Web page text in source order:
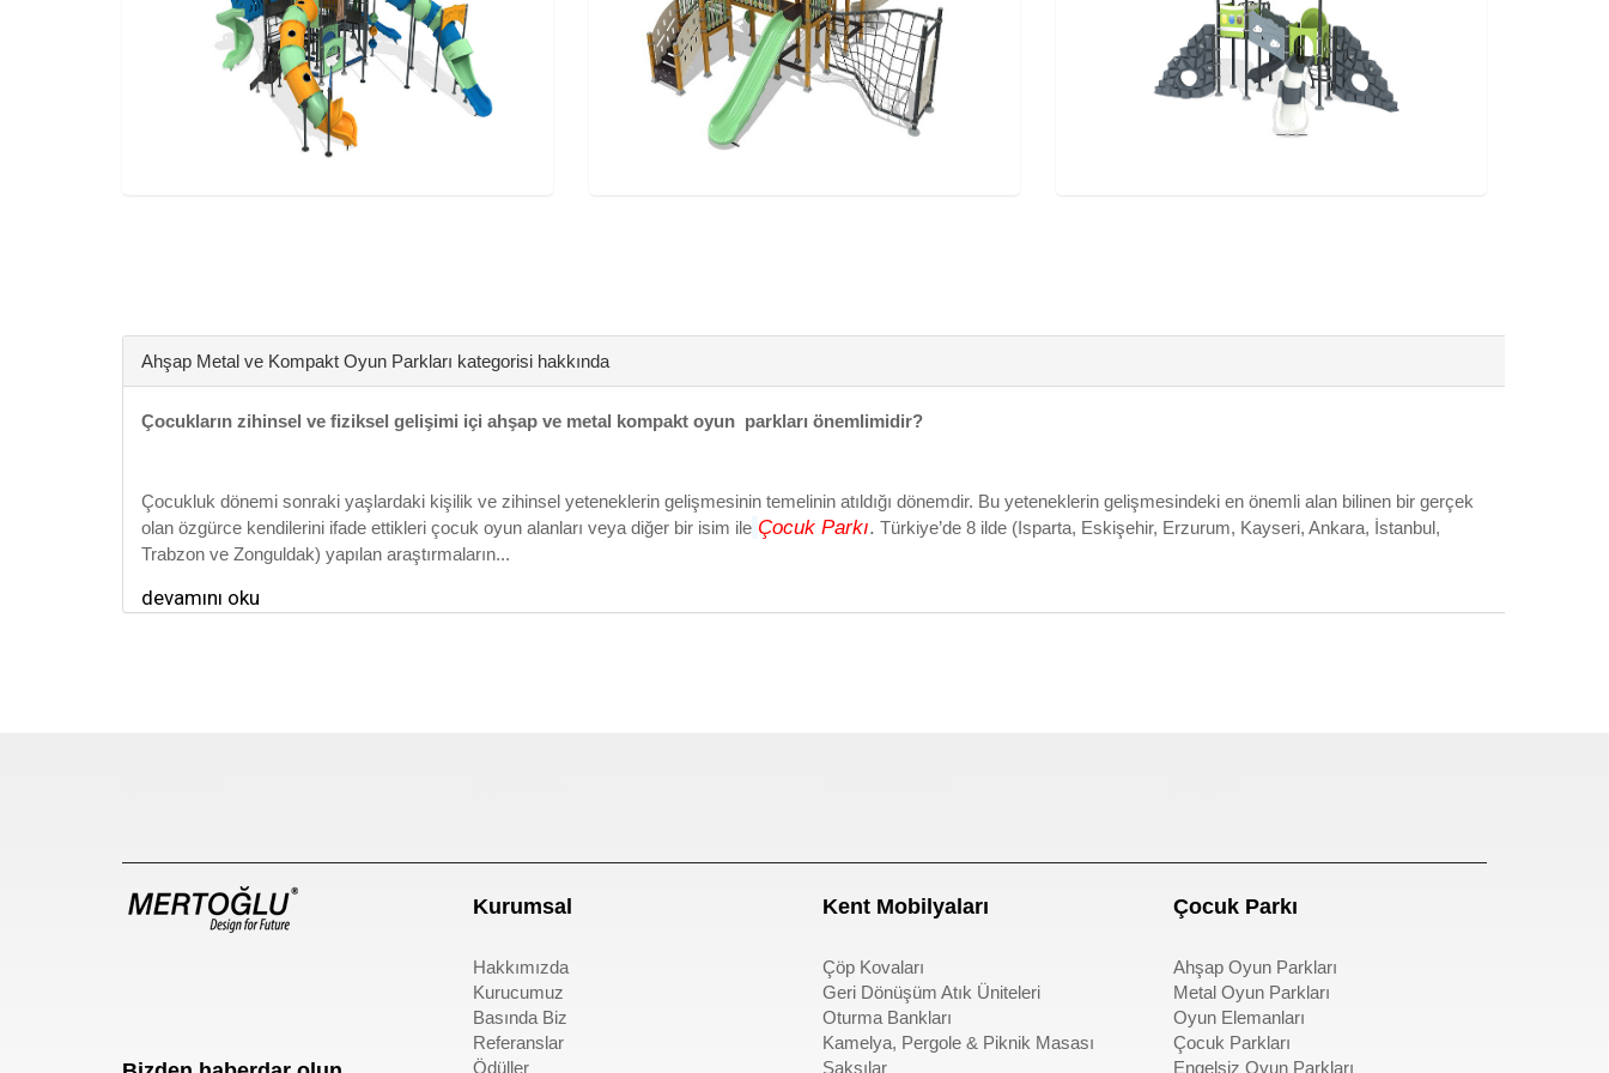
Ahşap Metal ve Kompakt Oyun Parkları kategorisi hakkında
Çocukların zihinsel ve fiziksel gelişimi içi ahşap ve metal kompakt oyun parkları önemlimidir?
Çocukluk dönemi sonraki yaşlardaki kişilik ve zihinsel yeteneklerin gelişmesinin temelinin atıldığı dönemdir. Bu yeteneklerin gelişmesindeki en önemli alan bilinen bir gerçek
olan özgürce kendilerini ifade ettikleri çocuk oyun alanları veya diğer bir isim ile Çocuk Parkı. Türkiye’de 8 ilde (Isparta, Eskişehir, Erzurum, Kayseri, Ankara, İstanbul,
Trabzon ve Zonguldak) yapılan araştırmaların...
devamını oku
Kurumsal
Hakkımızda
Kurucumuz
Basında Biz
Referanslar
Ödüller
Kent Mobilyaları
Çöp Kovaları
Geri Dönüşüm Atık Üniteleri
Oturma Bankları
Kamelya, Pergole & Piknik Masası
Saksılar
Çocuk Parkı
Ahşap Oyun Parkları
Metal Oyun Parkları
Oyun Elemanları
Çocuk Parkları
Engelsiz Oyun Parkları